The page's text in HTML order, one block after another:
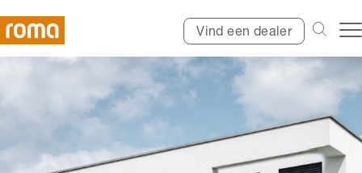
Vind een dealer